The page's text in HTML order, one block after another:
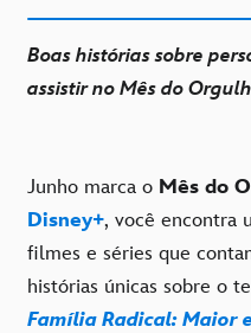
Boas histórias sobre
assistir no Mês do
Junho marca o Mês do
Disney+, você encontra
filmes e séries que
histórias únicas sobre o
Família Radical: Maior